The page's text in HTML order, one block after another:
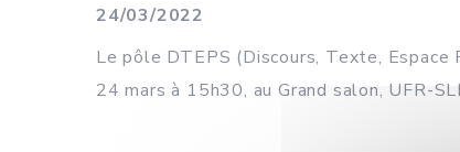
24/03/2022
Le pôle DTEPS (Discours, Texte,
24 mars à 15h30, au Grand salon, UFR-